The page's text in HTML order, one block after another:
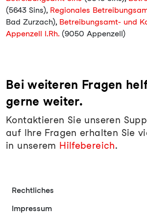
(5643 Sins), Regionales
Bad Zurzach), Betreibungsamt- und
Appenzell I.Rh. (9050 Appenzell)
Bei weiteren Fragen
gerne weiter.
Kontaktieren Sie unseren
auf Ihre Fragen erhalten Sie
in unserem Hilfebereich.
Rechtliches
Impressum